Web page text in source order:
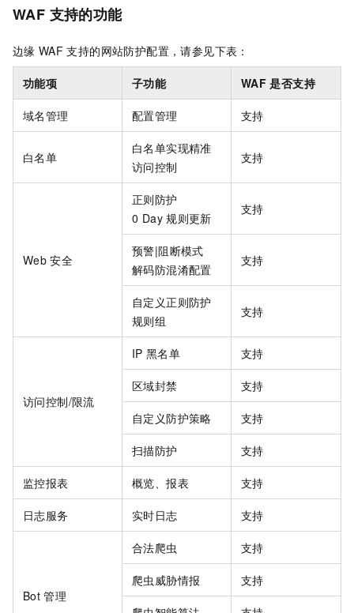
WAF 支持的功能
边缘 WAF 支持的网站防护配置，请参见下表：
功能项 子功能 WAF 是否支持
域名管理 配置管理 支持
白名单
白名单实现精准
访问控制
支持
Web 安全
正则防护
0 Day 规则更新
支持
预警|阻断模式
解码防混淆配置
支持
自定义正则防护
规则组
支持
访问控制/限流
IP 黑名单 支持
区域封禁 支持
自定义防护策略 支持
扫描防护 支持
监控报表 概览、报表 支持
日志服务 实时日志 支持
Bot 管理
合法爬虫 支持
爬虫威胁情报 支持